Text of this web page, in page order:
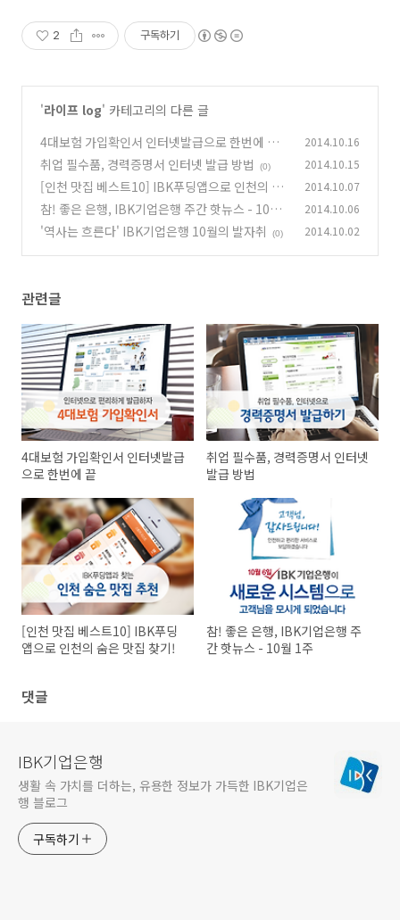
2 구독하기
'라이프 log' 카테고리의 다른 글
4대보험 가입확인서 인터넷발급으로 한번에 끝
(0)
2014.10.16
취업 필수품, 경력증명서 인터넷 발급 방법 (0) 2014.10.15
[인천 맛집 베스트10] IBK푸딩앱으로 인천의 숨
은 맛집 찾기!
(0)
2014.10.07
참! 좋은 은행, IBK기업은행 주간 핫뉴스 - 10월
1주 (0)
2014.10.06
'역사는 흐른다' IBK기업은행 10월의 발자취 (0) 2014.10.02
관련글
4대보험 가입확인서 인터넷발급
으로 한번에 끝
취업 필수품, 경력증명서 인터넷
발급 방법
[인천 맛집 베스트10] IBK푸딩
앱으로 인천의 숨은 맛집 찾기!
참! 좋은 은행, IBK기업은행 주
간 핫뉴스 - 10월 1주
댓글
IBK기업은행
생활 속 가치를 더하는, 유용한 정보가 가득한 IBK기업은
행 블로그
구독하기